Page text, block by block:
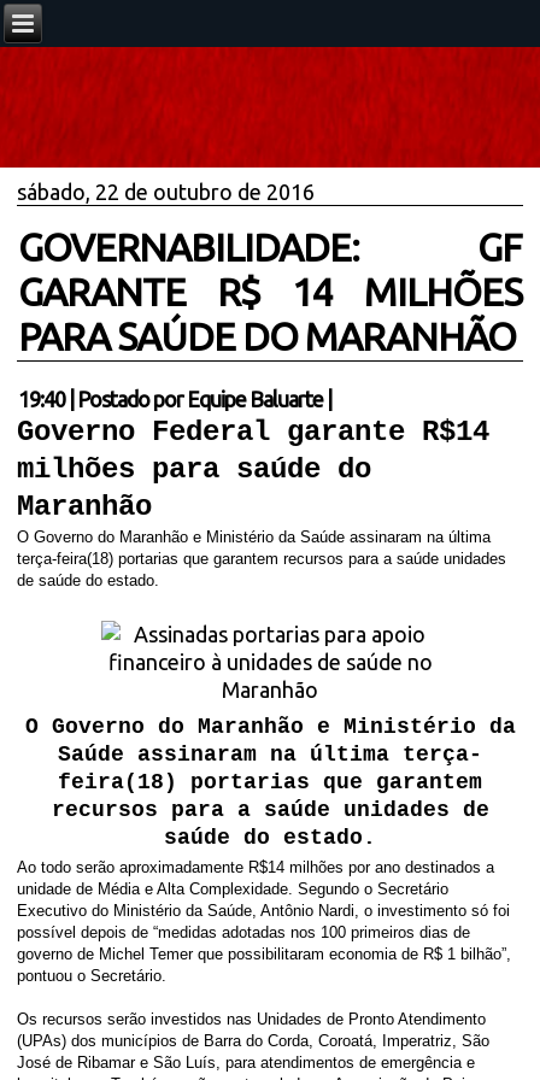
sábado, 22 de outubro de 2016
GOVERNABILIDADE: GF
GARANTE R$ 14 MILHÕES
PARA SAÚDE DO MARANHÃO
19:40| Postado por Equipe Baluarte
Governo Federal garante R$14
milhões para saúde do
Maranhão
O Governo do Maranhão e Ministério da Saúde assinaram na última
terça-feira(18) portarias que garantem recursos para a saúde unidades
de saúde do estado.
O Governo do Maranhão e Ministério da
Saúde assinaram na última terça-
feira(18) portarias que garantem
recursos para a saúde unidades de
saúde do estado.
Ao todo serão aproximadamente R$14 milhões por ano destinados a
unidade de Média e Alta Complexidade. Segundo o Secretário
Executivo do Ministério da Saúde, Antônio Nardi, o investimento só foi
possível depois de “medidas adotadas nos 100 primeiros dias de
governo de Michel Temer que possibilitaram economia de R$ 1 bilhão”,
pontuou o Secretário.
Os recursos serão investidos nas Unidades de Pronto Atendimento
(UPAs) dos municípios de Barra do Corda, Coroatá, Imperatriz, São
José de Ribamar e São Luís, para atendimentos de emergência e